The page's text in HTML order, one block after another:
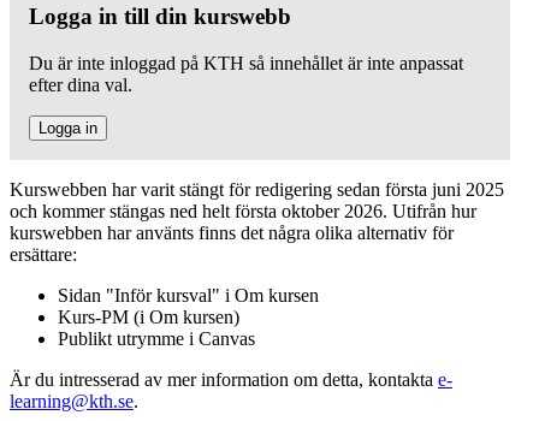
Logga in till din kurswebb
Du är inte inloggad på KTH så innehållet är inte anpassat
efter dina val.
Logga in
Kurswebben har varit stängt för redigering sedan första juni 2025
och kommer stängas ned helt första oktober 2026. Utifrån hur
kurswebben har använts finns det några olika alternativ för
ersättare:
Sidan "Inför kursval" i Om kursen
Kurs-PM (i Om kursen)
Publikt utrymme i Canvas
Är du intresserad av mer information om detta, kontakta e-
learning@kth.se.